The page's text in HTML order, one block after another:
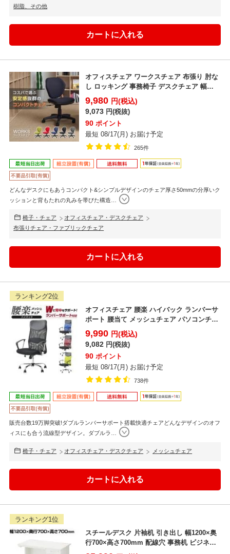
樹脂、その他
オフィスチェア ワークスチェア 布張り 肘な
し ロッキング 事務椅子 デスクチェア 幅
590×奥行5...
9,980 円(税込)
9,073 円(税抜)
90 ポイント
最短 08/17(月) お届け予定
265件
どんなデスクにもあうコンパクト&シンプルデザインのチェア厚さ50mmの分厚いク
ッションと背もたれの丸みを帯びた構造
椅子・チェア
オフィスチェア・デスクチェア
布張りチェア・ファブリックチェア
ランキング2位
オフィスチェア 腰楽 ハイバック ランバーサ
ポート 腰当て メッシュチェア パソコンチェ
ア 幅620...
9,990 円(税込)
9,082 円(税抜)
90 ポイント
最短 08/17(月) お届け予定
738件
販売台数19万脚突破!ダブルランバーサポート搭載快適チェアどんなデザインのオフ
ィスにも合う流線型デザイン。ダブルラ …
椅子・チェア オフィスチェア・デスクチェア メッシュチェア
ランキング1位
スチールデスク 片袖机 引き出し 幅1200×奥
行700×高さ700mm 配線穴 事務机 ビジネス
デ...